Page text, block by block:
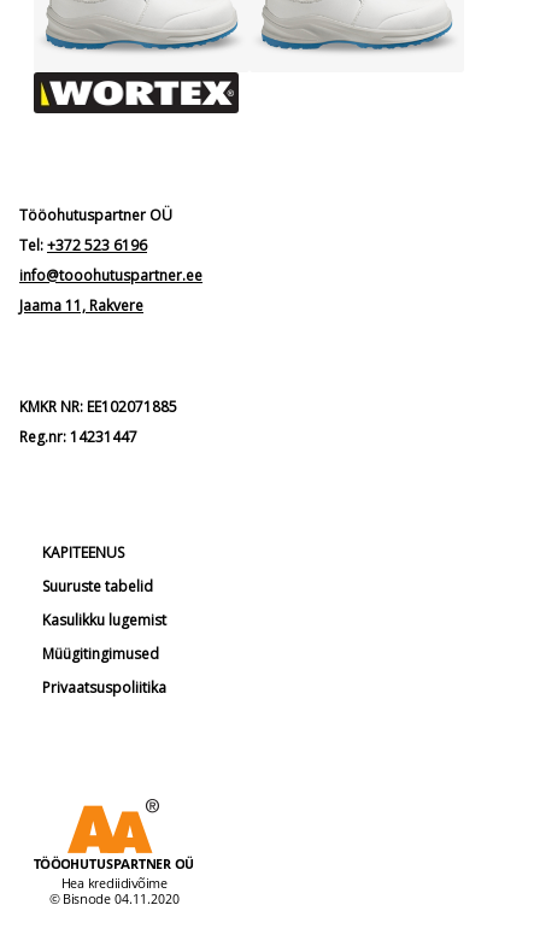
Tööohutuspartner OÜ
Tel:+372 523 6196
info@tooohutuspartner.ee
Jaama 11, Rakvere
KMKR NR: EE102071885
Reg.nr: 14231447
KAPITEENUS
Suuruste tabelid
Kasulikku lugemist
Müügitingimused
Privaatsuspoliitika